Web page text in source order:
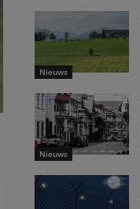
Nieuws
Nieuws